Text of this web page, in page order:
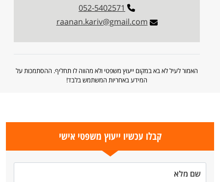
052-5402571
raanan.kariv@gmail.com
האמור לעיל לא בא במקום ייעוץ משפטי ולא מהווה לו תחליף. ההסתמכות על
המידע באחריות המשתמש בלבד!
קבלו עכשיו ייעוץ משפטי אישי